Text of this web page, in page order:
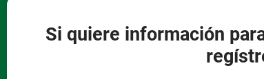
Si quiere información